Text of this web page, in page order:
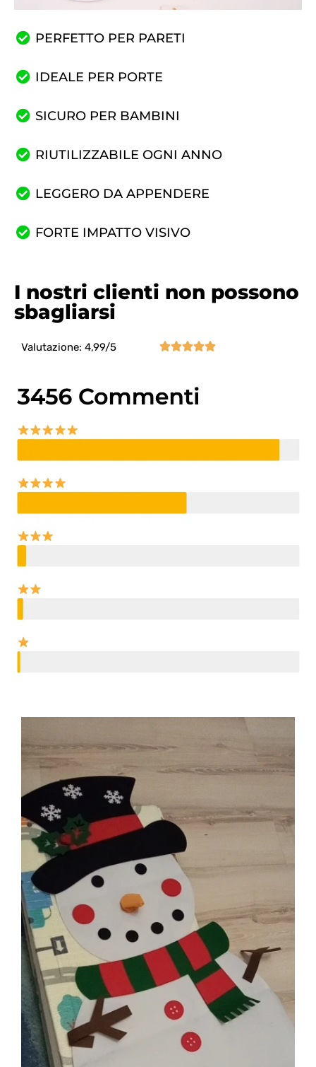
PERFETTO PER PARETI
IDEALE PER PORTE
SICURO PER BAMBINI
RIUTILIZZABILE OGNI ANNO
LEGGERO DA APPENDERE
FORTE IMPATTO VISIVO
I nostri clienti non possono
sbagliarsi
Valutazione: 4,99/5 